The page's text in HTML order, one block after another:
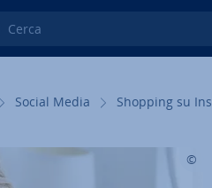
Cerca
Social Media Shopping su